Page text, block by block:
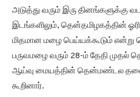
அடுத்து வரும் இரு தினங்களுக்கு
இடங்களிலும், தென்தமிழகத்தின்
மிதமான மழை பெய்யக்கூடும் என்று
பருவமழை வரும் 28-ம் தேதி முதல்
ஆய்வு மையத்தின் தென்மண்டல
கூறினார்.